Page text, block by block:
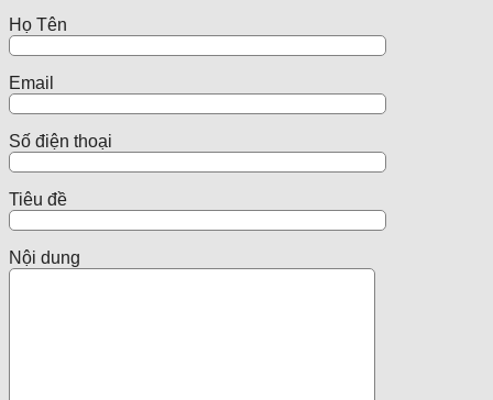
Họ Tên
Email
Số điện thoại
Tiêu đề
Nội dung